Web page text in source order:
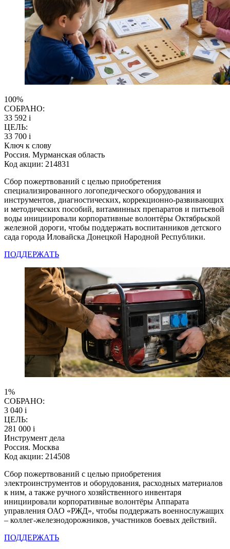
100%
СОБРАНО:
33 592 i
ЦЕЛЬ:
33 700 i
Ключ к слову
Россия. Мурманская область
Код акции: 214831
Сбор пожертвований с целью приобретения
специализированного логопедического оборудования и
инструментов, диагностических, коррекционно-развивающих
и методических пособий, витаминных препаратов и питьевой
воды инициировали корпоративные волонтёры Октябрьской
железной дороги, чтобы поддержать воспитанников детского
сада города Иловайска Донецкой Народной Республики.
ПОДДЕРЖАТЬ
1%
СОБРАНО:
3 040 i
ЦЕЛЬ:
281 000 i
Инструмент дела
Россия. Москва
Код акции: 214508
Сбор пожертвований с целью приобретения
электроинструментов и оборудования, расходных материалов
к ним, а также ручного хозяйственного инвентаря
инициировали корпоративные волонтёры Аппарата
управления ОАО «РЖД», чтобы поддержать военнослужащих
– коллег-железнодорожников, участников боевых действий.
ПОДДЕРЖАТЬ